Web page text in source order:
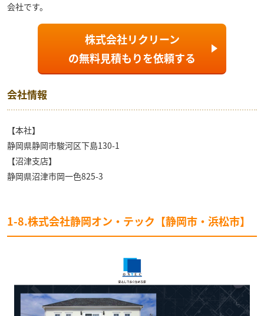
会社です。
株式会社リクリーン
の無料見積もりを依頼する
会社情報
【本社】
静岡県静岡市駿河区下島130-1
【沼津支店】
静岡県沼津市岡一色825-3
1-8.株式会社静岡オン・テック【静岡市・浜松市】